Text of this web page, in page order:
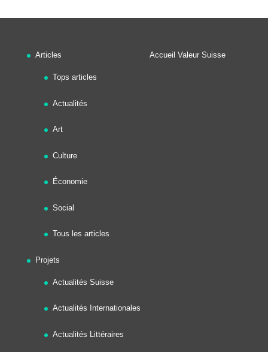
Articles
Tops articles
Actualités
Art
Culture
Économie
Social
Tous les articles
Projets
Actualités Suisse
Actualités Internationales
Actualités Littéraires
Accueil Valeur Suisse